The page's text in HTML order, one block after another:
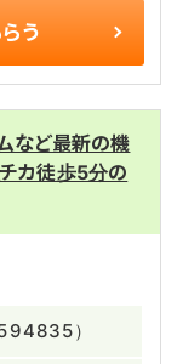
う
など最新の機
カ徒歩5分の
）